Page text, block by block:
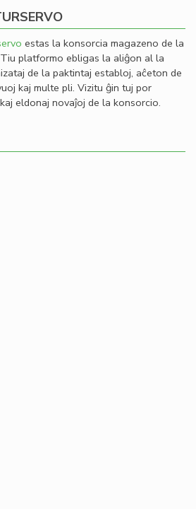
estas la konsorcia magazeno de la
platformo ebligas la aliĝon al la
de la paktintaj establoj, aĉeton de
kaj multe pli. Vizitu ĝin tuj por
eldonaj novaĵoj de la konsorcio.